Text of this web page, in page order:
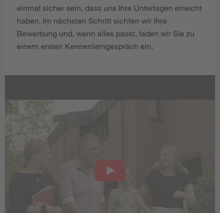
einmal sicher sein, dass uns Ihre Unterlagen erreicht
haben. Im nächsten Schritt sichten wir Ihre
Bewerbung und, wenn alles passt, laden wir Sie zu
einem ersten Kennenlerngespräch ein.